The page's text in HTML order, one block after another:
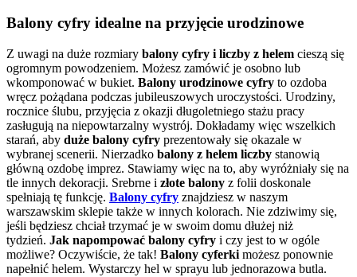
Balony cyfry idealne na przyjęcie urodzinowe
Z uwagi na duże rozmiary balony cyfry i liczby z helem cieszą się
ogromnym powodzeniem. Możesz zamówić je osobno lub
wkomponować w bukiet. Balony urodzinowe cyfry to ozdoba
wręcz pożądana podczas jubileuszowych uroczystości. Urodziny,
rocznice ślubu, przyjęcia z okazji długoletniego stażu pracy
zasługują na niepowtarzalny wystrój. Dokładamy więc wszelkich
starań, aby duże balony cyfry prezentowały się okazale w
wybranej scenerii. Nierzadko balony z helem liczby stanowią
główną ozdobę imprez. Stawiamy więc na to, aby wyróżniały się na
tle innych dekoracji. Srebrne i złote balony z folii doskonale
spełniają tę funkcję. Balony cyfry znajdziesz w naszym
warszawskim sklepie także w innych kolorach. Nie zdziwimy się,
jeśli będziesz chciał trzymać je w swoim domu dłużej niż
tydzień. Jak napompować balony cyfry i czy jest to w ogóle
możliwe? Oczywiście, że tak! Balony cyferki możesz ponownie
napełnić helem. Wystarczy hel w sprayu lub jednorazowa butla.